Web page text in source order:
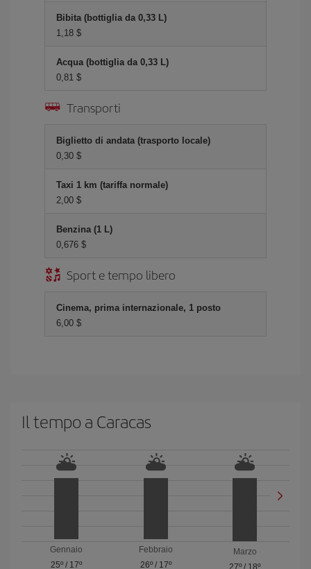
Bibita (bottiglia da 0,33 L)
1,18 $
Acqua (bottiglia da 0,33 L)
0,81 $
Transporti
Biglietto di andata (trasporto locale)
0,30 $
Taxi 1 km (tariffa normale)
2,00 $
Benzina (1 L)
0,676 $
Sport e tempo libero
Cinema, prima internazionale, 1 posto
6,00 $
Il tempo a Caracas
Gennaio
25º/ 17º
Febbraio
26º/ 17º
Marzo
27º / 18º